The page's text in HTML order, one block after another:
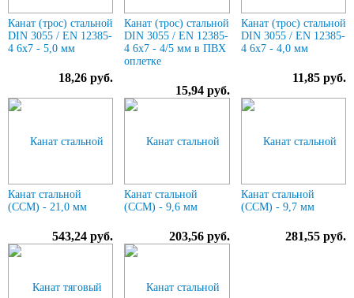
Канат (трос) стальной
DIN 3055 / EN 12385-
4 6x7 - 5,0 мм
18,26 руб.
Канат (трос) стальной
DIN 3055 / EN 12385-
4 6x7 - 4/5 мм в ПВХ
оплетке
15,94 руб.
Канат (трос) стальной
DIN 3055 / EN 12385-
4 6x7 - 4,0 мм
11,85 руб.
Канат стальной
(ССМ) - 21,0 мм
543,24 руб.
Канат стальной
(ССМ) - 9,6 мм
203,56 руб.
Канат стальной
(ССМ) - 9,7 мм
281,55 руб.